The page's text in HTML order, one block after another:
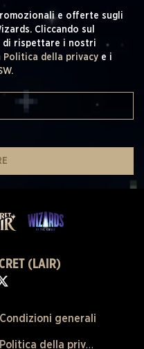
e offerte sugli
Cliccando sul
di rispettare i nostri
Politica della privacy e i
(LAIR)
Condizioni generali
Politica della privacy